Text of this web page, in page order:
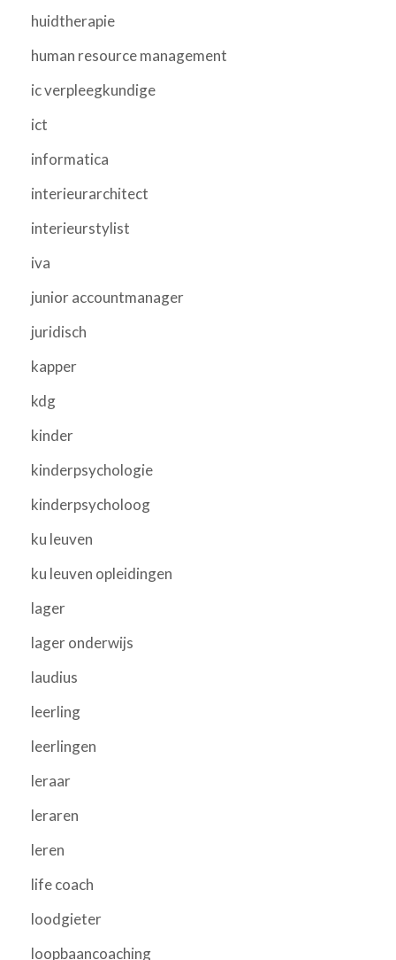
huidtherapie
human resource management
ic verpleegkundige
ict
informatica
interieurarchitect
interieurstylist
iva
junior accountmanager
juridisch
kapper
kdg
kinder
kinderpsychologie
kinderpsycholoog
ku leuven
ku leuven opleidingen
lager
lager onderwijs
laudius
leerling
leerlingen
leraar
leraren
leren
life coach
loodgieter
loopbaancoaching